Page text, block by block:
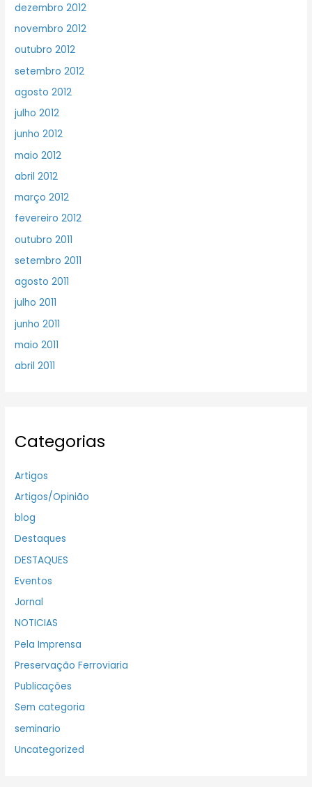
dezembro 2012
novembro 2012
outubro 2012
setembro 2012
agosto 2012
julho 2012
junho 2012
maio 2012
abril 2012
março 2012
fevereiro 2012
outubro 2011
setembro 2011
agosto 2011
julho 2011
junho 2011
maio 2011
abril 2011
Categorias
Artigos
Artigos/Opinião
blog
Destaques
DESTAQUES
Eventos
Jornal
NOTICIAS
Pela Imprensa
Preservação Ferroviaria
Publicações
Sem categoria
seminario
Uncategorized